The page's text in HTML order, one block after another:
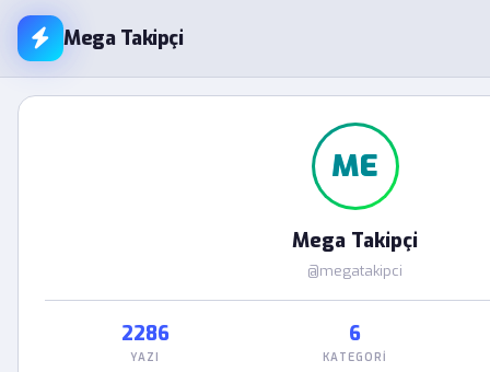
Mega Takipçi
ME
Mega Takipçi
@megatakipci
2286
YAZI
6
KATEGORI